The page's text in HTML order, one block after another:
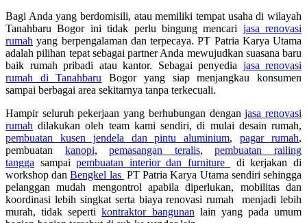
Bagi Anda yang berdomisili, atau memiliki tempat usaha di wilayah
Tanahbaru Bogor ini tidak perlu bingung mencari jasa renovasi
rumah yang berpengalaman dan terpecaya. PT Patria Karya Utama
adalah pilihan tepat sebagai partner Anda mewujudkan suasana baru
baik rumah pribadi atau kantor. Sebagai penyedia jasa renovasi
rumah di Tanahbaru Bogor yang siap menjangkau konsumen
sampai berbagai area sekitarnya tanpa terkecuali.
Hampir seluruh pekerjaan yang berhubungan denganjasa renovasi
rumah dilakukan oleh team kami sendiri, di mulai desain rumah,
pembuatan kusen jendela dan pintu aluminium,pagar rumah,
pembuatan kanopi,pemasangan teralis,pembuatan railing
tangga sampaipembuatan interior dan furniture
di kerjakan di
workshop danBengkel las PT Patria Karya Utama sendiri sehingga
pelanggan mudah mengontrol apabila diperlukan, mobilitas dan
koordinasi lebih singkat serta biaya renovasi rumah menjadi lebih
murah, tidak sepertikontraktor bangunan lain yang pada umum